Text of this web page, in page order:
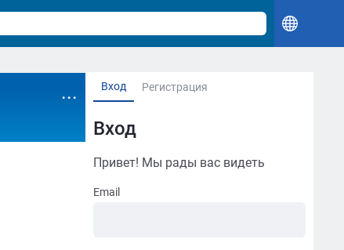
Вход Регистрация
Вход
Привет! Мы рады вас видеть
Email
...